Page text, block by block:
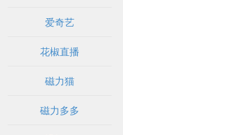
爱奇艺
花椒直播
磁力猫
磁力多多